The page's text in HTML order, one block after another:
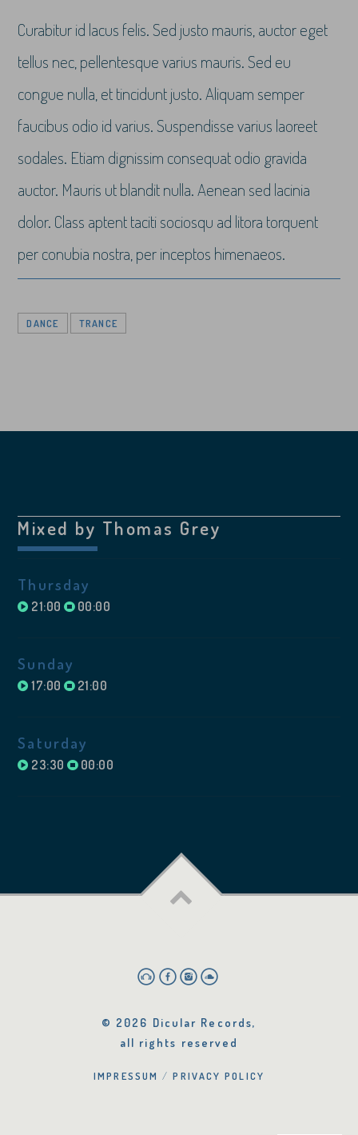
Curabitur id lacus felis. Sed justo mauris, auctor eget
tellus nec, pellentesque varius mauris. Sed eu
congue nulla, et tincidunt justo. Aliquam semper
faucibus odio id varius. Suspendisse varius laoreet
sodales. Etiam dignissim consequat odio gravida
auctor. Mauris ut blandit nulla. Aenean sed lacinia
dolor. Class aptent taciti sociosqu ad litora torquent
per conubia nostra, per inceptos himenaeos.
DANCE TRANCE
Mixed by Thomas Grey
Thursday
21:00 00:00
Sunday
17:00 21:00
Saturday
23:30 00:00
© 2026 Dicular Records,
all rights reserved
IMPRESSUM PRIVACY POLICY